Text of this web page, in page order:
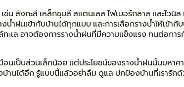
ช่น สังกะสี เหล็กชุบสี สแตนเลส ไฟเบอร์กลาส และไว
น้ำฝนเข้ากับบ้านได้ทุกแบบ และการเลือกรางน้ำให้เข้า
ทะเล อาจต้องการรางน้ำฝนที่มีความแข็งแรง ทนต่อกา
อนเป็นส่วนเล็กน้อย แต่ประโยชน์ของรางน้ำฝนนั้นมหาศ
านได้อีก รู้แบบนี้แล้วอย่าลืม ดูแล ปกป้องบ้านที่เรารักด้